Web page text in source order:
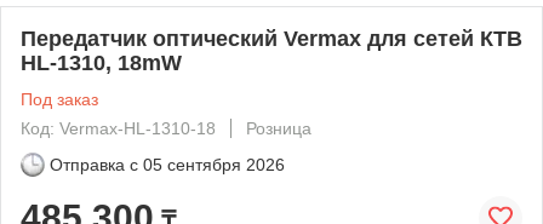
Передатчик оптический Vermax для сетей КТВ
HL-1310, 18mW
Под заказ
Код: Vermax-HL-1310-18
Розница
Отправка с 05 сентября 2026